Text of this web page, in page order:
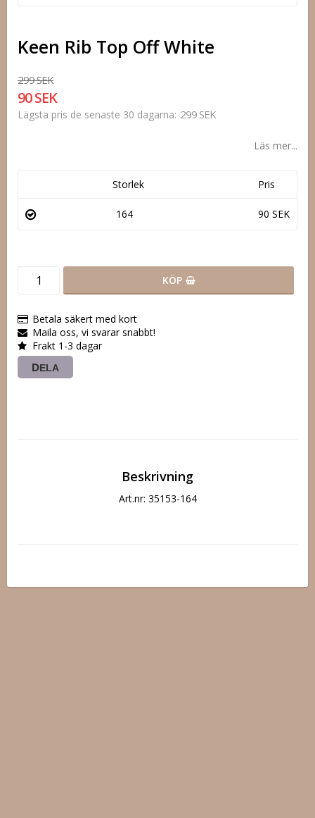
Keen Rib Top Off White
299 SEK
90 SEK
Lägsta pris de senaste 30 dagarna 299 SEK
Läs mer...
Storlek Pris
164 90 SEK
KÖP
Betala säkert med kort
Maila oss, vi svarar snabbt!
Frakt 1-3 dagar
DELA
Beskrivning
Art.nr: 35153-164